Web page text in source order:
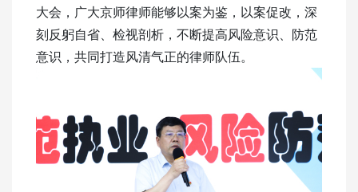
大会，广大京师律师能够以案为鉴，以案促改，深
刻反躬自省、检视剖析，不断提高风险意识、防范
意识，共同打造风清气正的律师队伍。